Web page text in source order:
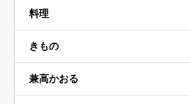
料理
きもの
兼高かおる